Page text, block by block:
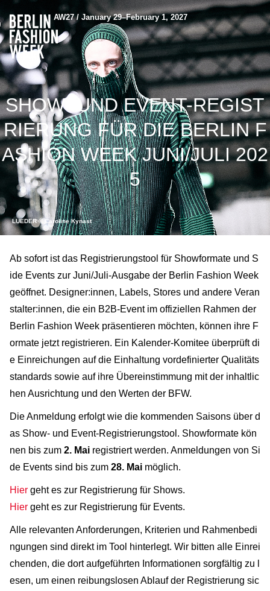
AW27 / January 29–February 1, 2027
SHOW- UND EVENT-REGIST
RIERUNG FÜR DIE BERLIN F
ASHION WEEK JUNI/JULI 202
5
LUEDER © Caroline Kynast
Ab sofort ist das Registrierungstool für Showformate und S
ide Events zur Juni/Juli-Ausgabe der Berlin Fashion Week
geöffnet. Designer:innen, Labels, Stores und andere Veran
stalter:innen, die ein B2B-Event im offiziellen Rahmen der
Berlin Fashion Week präsentieren möchten, können ihre F
ormate jetzt registrieren. Ein Kalender-Komitee überprüft di
e Einreichungen auf die Einhaltung vordefinierter Qualitäts
standards sowie auf ihre Übereinstimmung mit der inhaltlic
hen Ausrichtung und den Werten der BFW.
Die Anmeldung erfolgt wie die kommenden Saisons über d
as Show- und Event-Registrierungstool. Showformate kön
nen bis zum 2. Mai registriert werden. Anmeldungen von Si
de Events sind bis zum 28. Mai möglich.
Hier geht es zur Registrierung für Shows.
Hier geht es zur Registrierung für Events.
Alle relevanten Anforderungen, Kriterien und Rahmenbedi
ngungen sind direkt im Tool hinterlegt. Wir bitten alle Einrei
chenden, die dort aufgeführten Informationen sorgfältig zu l
esen, um einen reibungslosen Ablauf der Registrierung sic